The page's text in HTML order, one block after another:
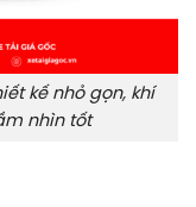
kế nhỏ gọn, khí
nhìn tốt